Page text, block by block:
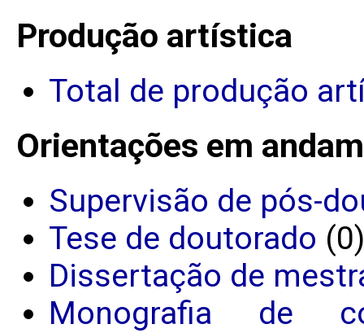
Produção artística
Total de produção
Orientações em
Supervisão de pós-
Tese de doutorado (0)
Dissertação de
Monografia de